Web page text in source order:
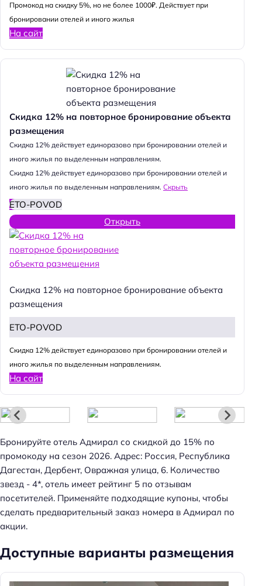
Промокод на скидку 5%, но не более 1000₽. Действует при
бронировании отелей и иного жилья
На сайт
Скидка 12% на повторное бронирование объекта
размещения
Cкидка 12% действует единоразово при бронировании отелей и
иного жилья по выделенным направлениям.
Cкидка 12% действует единоразово при бронировании отелей и
иного жилья по выделенным направлениям. Скрыть
ETO-POVOD
Открыть
Скидка 12% на повторное бронирование объекта
размещения
ETO-POVOD
Cкидка 12% действует единоразово при бронировании отелей и
иного жилья по выделенным направлениям.
На сайт
Бронируйте отель Адмирал со скидкой до 15% по
промокоду на сезон 2026. Адрес: Россия, Республика
Дагестан, Дербент, Овражная улица, 6. Количество
звезд - 4*, отель имеет рейтинг 5 по отзывам
посетителей. Применяйте подходящие купоны, чтобы
сделать предварительный заказ номера в Адмирал по
акции.
Доступные варианты размещения